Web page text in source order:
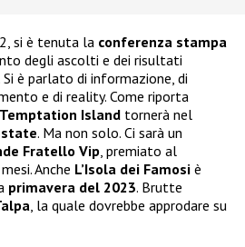
si è tenuta la conferenza stampa
degli ascolti e dei risultati
è parlato di informazione, di
e di reality. Come riporta
Temptation Island tornerà nel
. Ma non solo. Ci sarà un
Fratello Vip, premiato al
Anche L’Isola dei Famosi è
primavera del 2023. Brutte
, la quale dovrebbe approdare su